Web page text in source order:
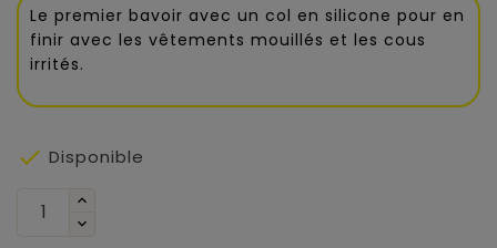
Le premier bavoir avec un col en silicone pour en
finir avec les vêtements mouillés et les cous
irrités.
 Disponible